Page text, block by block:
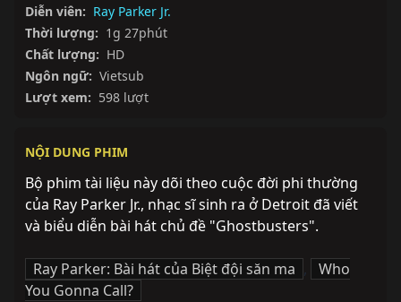
Diễn viên: Ray Parker Jr.
Thời lượng: 1g 27phút
Chất lượng: HD
Ngôn ngữ: Vietsub
Lượt xem: 598 lượt
NỘI DUNG PHIM
Bộ phim tài liệu này dõi theo cuộc đời phi thường
của Ray Parker Jr., nhạc sĩ sinh ra ở Detroit đã viết
và biểu diễn bài hát chủ đề "Ghostbusters".
Ray Parker: Bài hát của Biệt đội săn ma ,
Who
You Gonna Call?